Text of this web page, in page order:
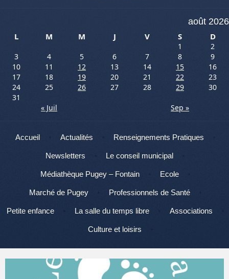
août 2026
L
M M J V S D
1
2
3
4 5 6 7 8
9
10
11 12 13 14 15
16
17
18 19 20 21 22
23
24
25 26 27 28 29
30
31
« Juil
Sep »
Menu
Aller au contenu
Accueil Actualités Renseignements Pratiques
Newsletters Le conseil municipal
Médiathèque Pugey – Fontain Ecole
Marché de Pugey Professionnels de Santé
Petite enfance La salle du temps libre Associations
Culture et loisirs